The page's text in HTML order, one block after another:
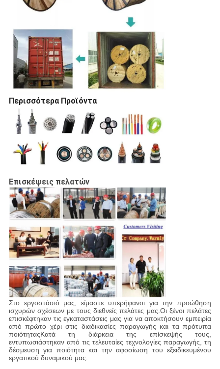
Περισσότερα Προϊόντα
Επισκέψεις πελατών
Στο εργοστάσιό μας, είμαστε υπερήφανοι για την προώθηση
ισχυρών σχέσεων με τους διεθνείς πελάτες μας.Οι ξένοι πελάτες
επισκέφτηκαν τις εγκαταστάσεις μας για να αποκτήσουν εμπειρία
από πρώτο χέρι στις διαδικασίες παραγωγής και τα πρότυπα
ποιότηταςΚατά τη διάρκεια της επίσκεψής τους,
εντυπωσιάστηκαν από τις τελευταίες τεχνολογίες παραγωγής, τη
δέσμευση για ποιότητα και την αφοσίωση του εξειδικευμένου
εργατικού δυναμικού μας.